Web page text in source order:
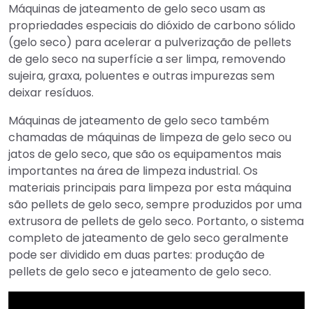
Máquinas de jateamento de gelo seco usam as
propriedades especiais do dióxido de carbono sólido
(gelo seco) para acelerar a pulverização de pellets
de gelo seco na superfície a ser limpa, removendo
sujeira, graxa, poluentes e outras impurezas sem
deixar resíduos.
Máquinas de jateamento de gelo seco também
chamadas de máquinas de limpeza de gelo seco ou
jatos de gelo seco, que são os equipamentos mais
importantes na área de limpeza industrial. Os
materiais principais para limpeza por esta máquina
são pellets de gelo seco, sempre produzidos por uma
extrusora de pellets de gelo seco. Portanto, o sistema
completo de jateamento de gelo seco geralmente
pode ser dividido em duas partes: produção de
pellets de gelo seco e jateamento de gelo seco.